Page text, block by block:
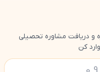
و دریافت مشاوره تحصیلی
کن